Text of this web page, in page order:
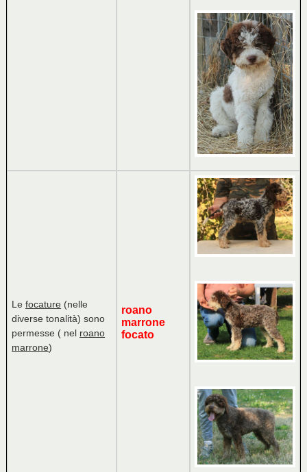
Lefocature (nelle
diverse tonalità) sono
permesse ( nel roano
marrone)
roano
marrone
focato